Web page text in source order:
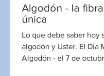
Algodón - la
única
Lo que debe saber hoy
algodón y Uster. El Día
Algodón - el 7 de